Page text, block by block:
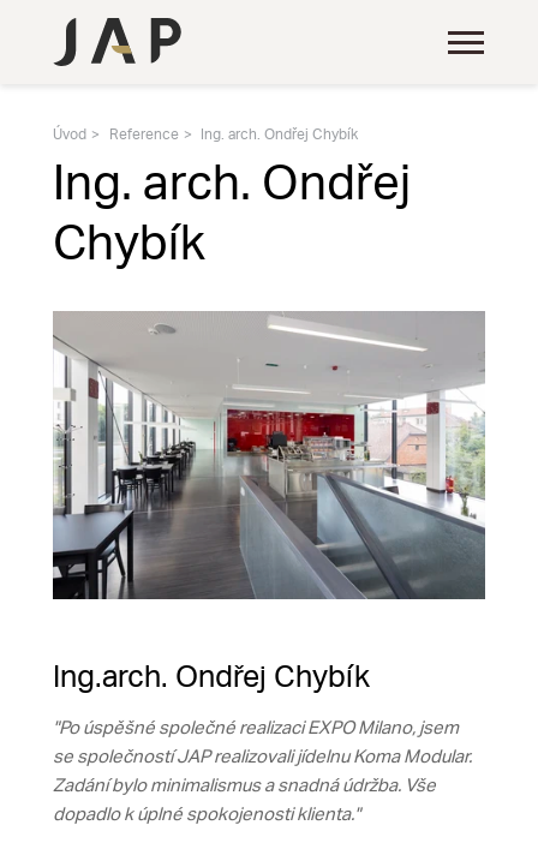
Úvod Reference Ing. arch. Ondřej Chybík
Ing. arch. Ondřej
Chybík
Ing.arch. Ondřej Chybík
"Po úspěšné společné realizaci EXPO Milano, jsem
se společností JAP realizovali jídelnu Koma Modular.
Zadání bylo minimalismus a snadná údržba. Vše
dopadlo k úplné spokojenosti klienta."